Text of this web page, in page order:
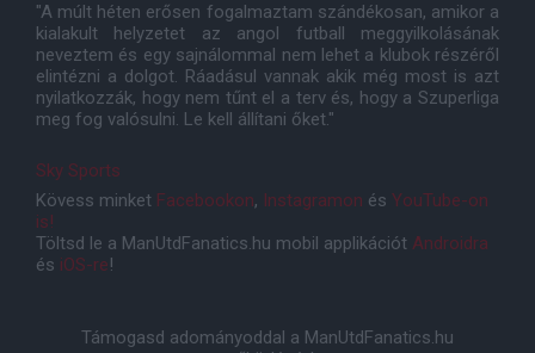
"A múlt héten erősen fogalmaztam szándékosan, amikor a
kialakult helyzetet az angol futball meggyilkolásának
neveztem és egy sajnálommal nem lehet a klubok részéről
elintézni a dolgot. Ráadásul vannak akik még most is azt
nyilatkozzák, hogy nem tűnt el a terv és, hogy a Szuperliga
meg fog valósulni. Le kell állítani őket."
Sky Sports
Kövess minket Facebookon, Instagramon és YouTube-on
is!
Töltsd le a ManUtdFanatics.hu mobil applikációt Androidra
és iOS-re!
Támogasd adományoddal a ManUtdFanatics.hu